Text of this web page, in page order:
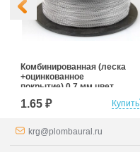
Купить
Комбинированная (леска
+оцинкованное
покрытие) 0,7 мм цвет
1.65 ₽
krg@plombaural.ru